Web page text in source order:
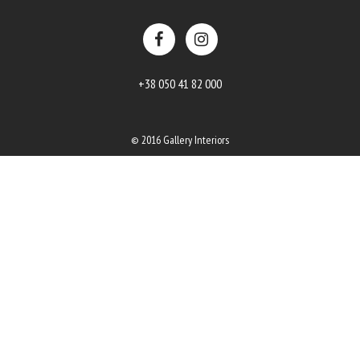
+38 050 41 82 000
© 2016 Gallery Interiors